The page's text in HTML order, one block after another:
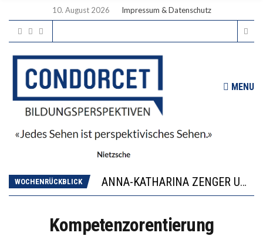
10. August 2026 Impressum & Datenschutz
MENU
WOCHENRÜCKBLICK
ANNA-KATHARINA ZENGER UND IHRE VERFASSUNGSKENNTNISSE
“VIEL ZU VIELE SCHÜLER, DIE GEMESSEN AN IHREN FÄHIGKEITEN GAR NICHT ANS GYMNASIUM GEHÖREN”
Kompetenzorentierung